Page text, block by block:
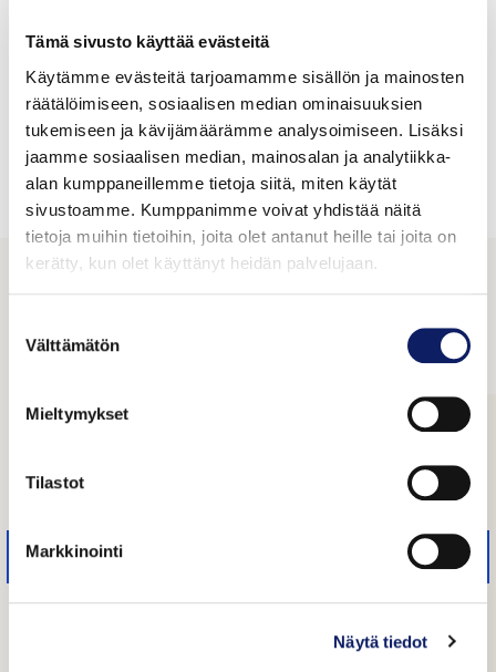
Tämä sivusto käyttää evästeitä
Käytämme evästeitä tarjoamamme sisällön ja mainosten
räätälöimiseen, sosiaalisen median ominaisuuksien
tukemiseen ja kävijämäärämme analysoimiseen. Lisäksi
jaamme sosiaalisen median, mainosalan ja analytiikka-
alan kumppaneillemme tietoja siitä, miten käytät
sivustoamme. Kumppanimme voivat yhdistää näitä
tietoja muihin tietoihin, joita olet antanut heille tai joita on
kerätty, kun olet käyttänyt heidän palvelujaan.
valinta
Välttämätön
Mieltymykset
Tilastot
Markkinointi
Näytä tiedot
Tuotteet
Valinnoillasi ei löytynyt tuotteita